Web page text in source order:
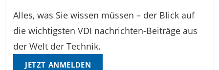
Alles, was Sie wissen müssen – der Blick auf
die wichtigsten VDI nachrichten-Beiträge aus
der Welt der Technik.
JETZT ANMELDEN